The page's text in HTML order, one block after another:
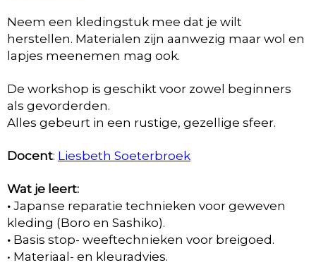
Neem een kledingstuk mee dat je wilt
herstellen. Materialen zijn aanwezig maar wol en
lapjes meenemen mag ook.
De workshop is geschikt voor zowel beginners
als gevorderden.
Alles gebeurt in een rustige, gezellige sfeer.
Docent: Liesbeth Soeterbroek
Wat je leert:
• Japanse reparatie technieken voor geweven
kleding (Boro en Sashiko).
• Basis stop- weeftechnieken voor breigoed.
• Materiaal- en kleuradvies.